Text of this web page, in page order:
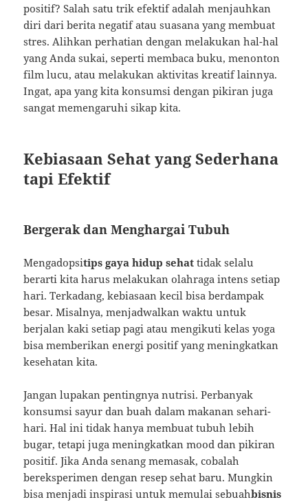
positif? Salah satu trik efektif adalah menjauhkan
diri dari berita negatif atau suasana yang membuat
stres. Alihkan perhatian dengan melakukan hal-hal
yang Anda sukai, seperti membaca buku, menonton
film lucu, atau melakukan aktivitas kreatif lainnya.
Ingat, apa yang kita konsumsi dengan pikiran juga
sangat memengaruhi sikap kita.
Kebiasaan Sehat yang Sederhana
tapi Efektif
Bergerak dan Menghargai Tubuh
Mengadopsitips gaya hidup sehat tidak selalu
berarti kita harus melakukan olahraga intens setiap
hari. Terkadang, kebiasaan kecil bisa berdampak
besar. Misalnya, menjadwalkan waktu untuk
berjalan kaki setiap pagi atau mengikuti kelas yoga
bisa memberikan energi positif yang meningkatkan
kesehatan kita.
Jangan lupakan pentingnya nutrisi. Perbanyak
konsumsi sayur dan buah dalam makanan sehari-
hari. Hal ini tidak hanya membuat tubuh lebih
bugar, tetapi juga meningkatkan mood dan pikiran
positif. Jika Anda senang memasak, cobalah
bereksperimen dengan resep sehat baru. Mungkin
bisa menjadi inspirasi untuk memulai sebuahbisnis